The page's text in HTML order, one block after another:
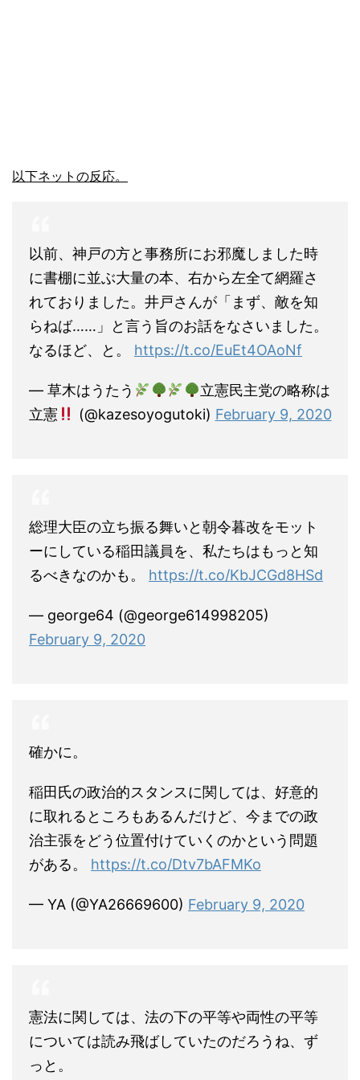
以下ネットの反応。
以前、神戸の方と事務所にお邪魔しました時
に書棚に並ぶ大量の本、右から左全て網羅さ
れておりました。井戸さんが「まず、敵を知
らねば……」と言う旨のお話をなさいました。
なるほど、と。 https://t.co/EuEt4OAoNf
— 草木はうたう
立憲民主党の略称は
立憲
(@kazesoyogutoki) February 9, 2020
総理大臣の立ち振る舞いと朝令暮改をモット
ーにしている稲田議員を、私たちはもっと知
るべきなのかも。 https://t.co/KbJCGd8HSd
— george64 (@george614998205)
February 9, 2020
確かに。
稲田氏の政治的スタンスに関しては、好意的
に取れるところもあるんだけど、今までの政
治主張をどう位置付けていくのかという問題
がある。 https://t.co/Dtv7bAFMKo
— YA (@YA26669600) February 9, 2020
憲法に関しては、法の下の平等や両性の平等
については読み飛ばしていたのだろうね、ず
っと。